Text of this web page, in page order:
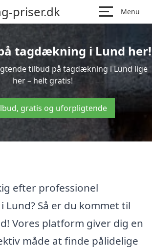
priser.dk Menu
tagdækning i Lund her!
tilbud på tagdækning i Lund lige
her – helt gratis!
gratis og uforpligtende
efter professionel
Så er du kommet til
Vores platform giver dig en
måde at finde pålidelige